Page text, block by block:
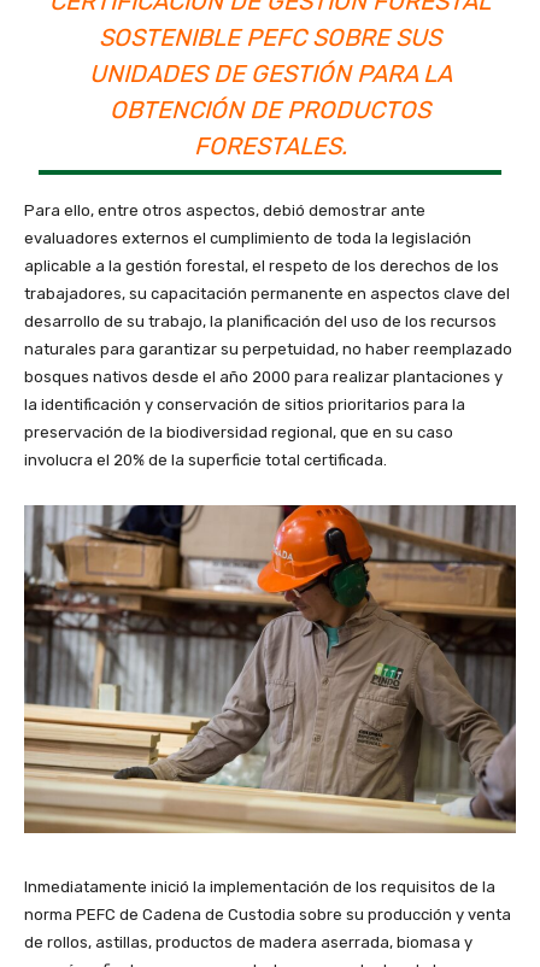
SOSTENIBLE PEFC SOBRE SUS
UNIDADES DE GESTIÓN PARA LA
OBTENCIÓN DE PRODUCTOS
FORESTALES.
Para ello, entre otros aspectos, debió demostrar ante
evaluadores externos el cumplimiento de toda la legislación
aplicable a la gestión forestal, el respeto de los derechos de los
trabajadores, su capacitación permanente en aspectos clave del
desarrollo de su trabajo, la planificación del uso de los recursos
naturales para garantizar su perpetuidad, no haber reemplazado
bosques nativos desde el año 2000 para realizar plantaciones y
la identificación y conservación de sitios prioritarios para la
preservación de la biodiversidad regional, que en su caso
involucra el 20% de la superficie total certificada.
Inmediatamente inició la implementación de los requisitos de la
norma PEFC de Cadena de Custodia sobre su producción y venta
de rollos, astillas, productos de madera aserrada, biomasa y